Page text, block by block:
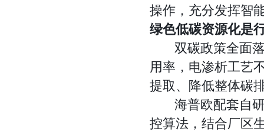
操作，充分发挥智
绿色低碳资源化是
双碳政策全面落
用率，电渗析工艺
提取、降低整体碳
海普欧配套自研
控算法，结合厂区